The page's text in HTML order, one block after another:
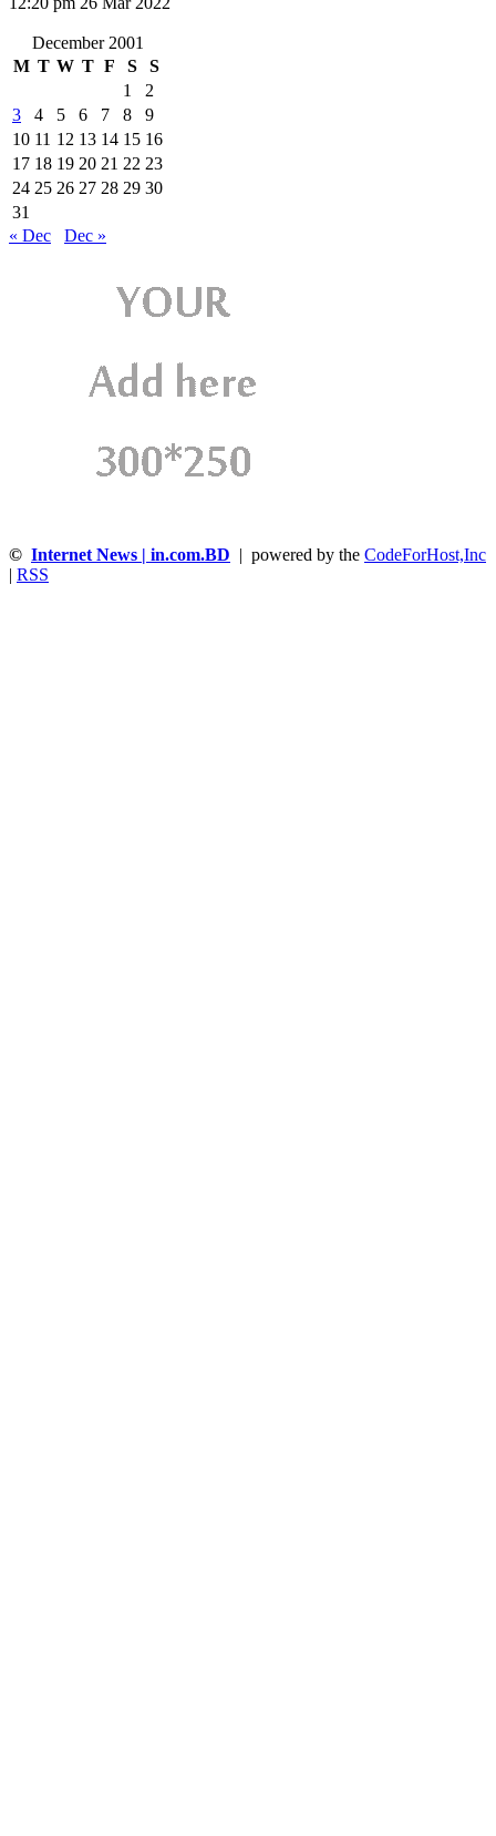
December 2001
M T W T F S
S
1
2
3
4 5 6 7 8
9
10 11 12 13 14 15 16
17 18 19 20 21 22 23
24 25 26 27 28 29 30
31
« Dec
Dec »
© Internet News | in.com.BD | powered by the CodeForHost,Inc
RSS